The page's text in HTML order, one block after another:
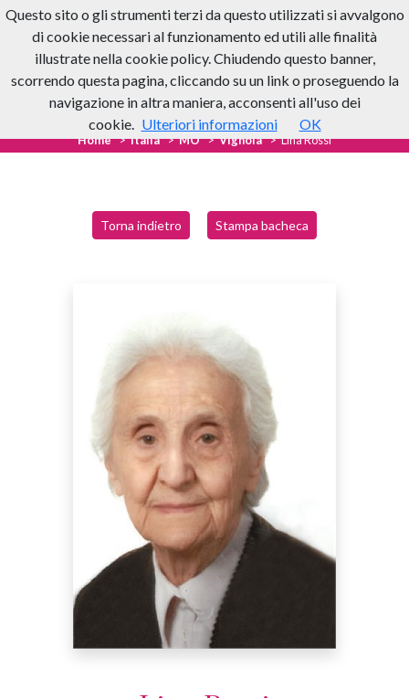
Home Italia MO Vignola Lina Rossi
Torna indietro Stampa bacheca
Questo sito o gli strumenti terzi da questo utilizzati si avvalgono
di cookie necessari al funzionamento ed utili alle finalità
illustrate nella cookie policy. Chiudendo questo banner,
scorrendo questa pagina, cliccando su un link o proseguendo la
navigazione in altra maniera, acconsenti all'uso dei
cookie. Ulteriori informazioni OK